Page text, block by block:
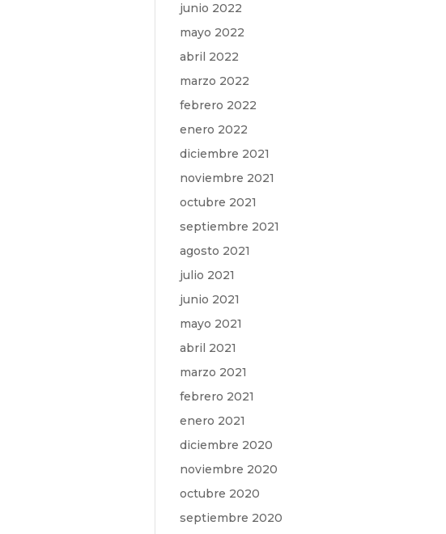
junio 2022
mayo 2022
abril 2022
marzo 2022
febrero 2022
enero 2022
diciembre 2021
noviembre 2021
octubre 2021
septiembre 2021
agosto 2021
julio 2021
junio 2021
mayo 2021
abril 2021
marzo 2021
febrero 2021
enero 2021
diciembre 2020
noviembre 2020
octubre 2020
septiembre 2020